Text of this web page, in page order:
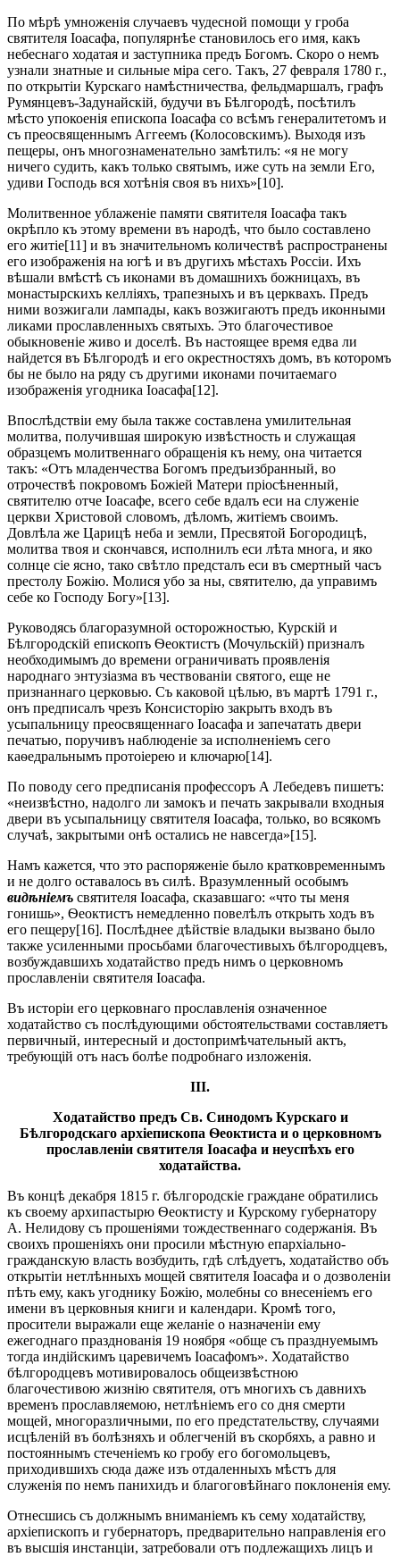
По мѣрѣ умноженія случаевъ чудесной помощи у гроба
святителя Іоасафа, популярнѣе становилось его имя, какъ
небеснаго ходатая и заступника предъ Богомъ. Скоро о немъ
узнали знатные и сильные міра сего. Такъ, 27 февраля 1780 г.,
по открытіи Курскаго намѣстничества, фельдмаршалъ, графъ
Румянцевъ-Задунайскій, будучи въ Бѣлгородѣ, посѣтилъ
мѣсто упокоенія епископа Іоасафа со всѣмъ генералитетомъ и
съ преосвященнымъ Аггеемъ (Колосовскимъ). Выходя изъ
пещеры, онъ многознаменательно замѣтилъ: «я не могу
ничего судить, какъ только святымъ, иже суть на земли Его,
удиви Господь вся хотѣнія своя въ нихъ»[10].
Молитвенное ублаженіе памяти святителя Іоасафа такъ
окрѣпло къ этому времени въ народѣ, что было составлено
его житіе[11] и въ значительномъ количествѣ распространены
его изображенія на югѣ и въ другихъ мѣстахъ Россіи. Ихъ
вѣшали вмѣстѣ съ иконами въ домашнихъ божницахъ, въ
монастырскихъ келліяхъ, трапезныхъ и въ церквахъ. Предъ
ними возжигали лампады, какъ возжигаютъ предъ иконными
ликами прославленныхъ святыхъ. Это благочестивое
обыкновеніе живо и доселѣ. Въ настоящее время едва ли
найдется въ Бѣлгородѣ и его окрестностяхъ домъ, въ которомъ
бы не было на ряду съ другими иконами почитаемаго
изображенія угодника Іоасафа[12].
Впослѣдствіи ему была также составлена умилительная
молитва, получившая широкую извѣстность и служащая
образцемъ молитвеннаго обращенія къ нему, она читается
такъ: «Отъ младенчества Богомъ предъизбранный, во
отрочествѣ покровомъ Божіей Матери пріосѣненный,
святителю отче Іоасафе, всего себе вдалъ еси на служеніе
церкви Христовой словомъ, дѣломъ, житіемъ своимъ.
Довлѣла же Царицѣ неба и земли, Пресвятой Богородицѣ,
молитва твоя и скончався, исполнилъ еси лѣта многа, и яко
солнце сіе ясно, тако свѣтло предсталъ еси въ смертный часъ
престолу Божію. Молися убо за ны, святителю, да управимъ
себе ко Господу Богу»[13].
Руководясь благоразумной осторожностью, Курскій и
Бѣлгородскій епископъ Ѳеоктистъ (Мочульскій) призналъ
необходимымъ до времени ограничивать проявленія
народнаго энтузіазма въ чествованіи святого, еще не
признаннаго церковью. Съ каковой цѣлью, въ мартѣ 1791 г.,
онъ предписалъ чрезъ Консисторію закрыть входъ въ
усыпальницу преосвященнаго Іоасафа и запечатать двери
печатью, поручивъ наблюденіе за исполненіемъ сего
каѳедральнымъ протоіерею и ключарю[14].
По поводу сего предписанія профессоръ А Лебедевъ пишетъ:
«неизвѣстно, надолго ли замокъ и печать закрывали входныя
двери въ усыпальницу святителя Іоасафа, только, во всякомъ
случаѣ, закрытыми онѣ остались не навсегда»[15].
Намъ кажется, что это распоряженіе было кратковременнымъ
и не долго оставалось въ силѣ. Вразумленный особымъ
видѣніемъ святителя Іоасафа, сказавшаго: «что ты меня
гонишь», Ѳеоктистъ немедленно повелѣлъ открыть ходъ въ
его пещеру[16]. Послѣднее дѣйствіе владыки вызвано было
также усиленными просьбами благочестивыхъ бѣлгородцевъ,
возбуждавшихъ ходатайство предъ нимъ о церковномъ
прославленіи святителя Іоасафа.
Въ исторіи его церковнаго прославленія означенное
ходатайство съ послѣдующими обстоятельствами составляетъ
первичный, интересный и достопримѣчательный актъ,
требующій отъ насъ болѣе подробнаго изложенія.
III.
Ходатайство предъ Св. Синодомъ Курскаго и
Бѣлгородскаго архіепископа Ѳеоктиста и о церковномъ
прославленіи святителя Іоасафа и неуспѣхъ его
ходатайства.
Въ концѣ декабря 1815 г. бѣлгородскіе граждане обратились
къ своему архипастырю Ѳеоктисту и Курскому губернатору
А. Нелидову съ прошеніями тождественнаго содержанія. Въ
своихъ прошеніяхъ они просили мѣстную епархіально-
гражданскую власть возбудить, гдѣ слѣдуетъ, ходатайство объ
открытіи нетлѣнныхъ мощей святителя Іоасафа и о дозволеніи
пѣть ему, какъ угоднику Божію, молебны со внесеніемъ его
имени въ церковныя книги и календари. Кромѣ того,
просители выражали еще желаніе о назначеніи ему
ежегоднаго празднованія 19 ноября «обще съ празднуемымъ
тогда индійскимъ царевичемъ Іоасафомъ». Ходатайство
бѣлгородцевъ мотивировалось общеизвѣстною
благочестивою жизнію святителя, отъ многихъ съ давнихъ
временъ прославляемою, нетлѣніемъ его со дня смерти
мощей, многоразличными, по его предстательству, случаями
исцѣленій въ болѣзняхъ и облегченій въ скорбяхъ, а равно и
постояннымъ стеченіемъ ко гробу его богомольцевъ,
приходившихъ сюда даже изъ отдаленныхъ мѣстъ для
служенія по немъ панихидъ и благоговѣйнаго поклоненія ему.
Отнесшись съ должнымъ вниманіемъ къ сему ходатайству,
архіепископъ и губернаторъ, предварительно направленія его
въ высшія инстанціи, затребовали отъ подлежащихъ лицъ и